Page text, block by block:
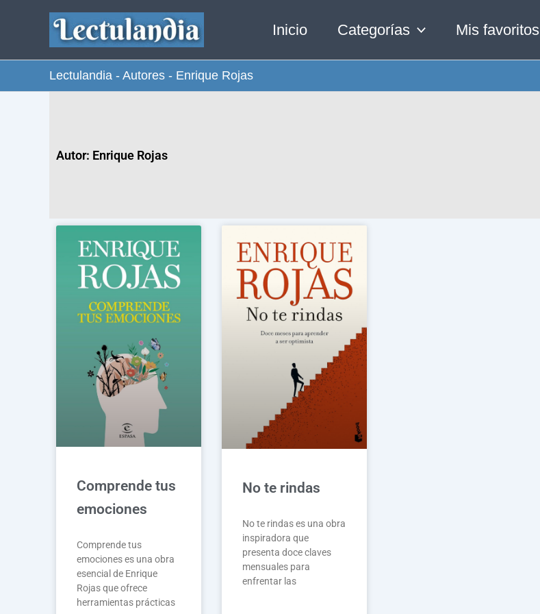
contenido
Inicio Categorías Mis favoritos
Lectulandia - Autores - Enrique Rojas
Autor: Enrique Rojas
Comprende tus
emociones
Comprende tus
emociones es una obra
esencial de Enrique
Rojas que ofrece
herramientas prácticas
No te rindas
No te rindas es una obra
inspiradora que
presenta doce claves
mensuales para
enfrentar las